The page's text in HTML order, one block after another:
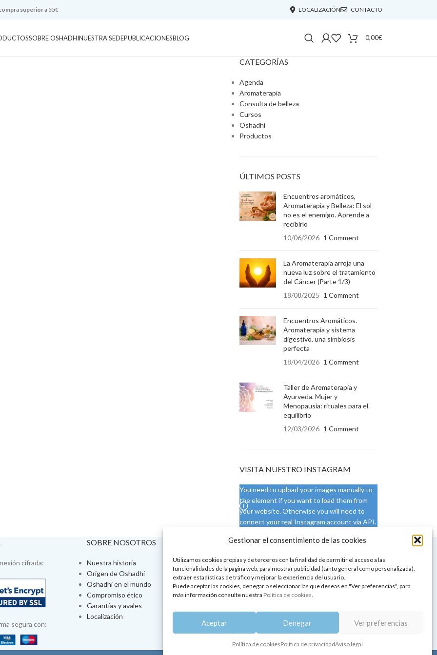
Gestionar el consentimiento de las cookies
Utilizamos cookies propias y de terceros con la finalidad de permitir el acceso a las
funcionalidades de la página web, para mostrar publicidad (tanto general como personalizada),
extraer estadísticas de tráfico y mejorar la experiencia del usuario.
Puede aceptar las cookies, denegar o seleccionar las que deseas en "Ver preferencias", para
más información consulte nuestra Política de cookies.
Aceptar Denegar Ver preferencias
Política de cookiesPolítica de privacidadAviso legal
superior a 55€ LOCALIZACIÓN CONTACTO
SOBRE OSHADHINUESTRA SEDEPUBLICACIONESBLOG 0,00€
CATEGORÍAS
Agenda
Aromaterapia
Consulta de belleza
Cursos
Oshadhi
Productos
ÚLTIMOS POSTS
Encuentros aromáticos,
Aromaterapia y Belleza: El sol
no es el enemigo. Aprende a
recibirlo
10/06/2026 1 Comment
La Aromaterapia arroja una
nueva luz sobre el tratamiento
del Cáncer (Parte 1/3)
18/08/2025 1 Comment
Encuentros Aromáticos.
Aromaterapia y sistema
digestivo, una simbiosis
perfecta
18/04/2026 1 Comment
Taller de Aromaterapia y
Ayurveda. Mujer y
Menopausia: rituales para el
equilibrio
12/03/2026 1 Comment
VISITA NUESTRO INSTAGRAM
You need to upload your images manually to
the element if you want to load them from
your website. Otherwise you will need to
connect your real Instagram account via API.
cifrada:
segura con:
SOBRE NOSOTROS
Nuestra historia
Origen de Oshadhi
Oshadhi en el mundo
Compromiso ético
Garantías y avales
Localización
VISÍTA NUESTRA SEDE
Tienda física
Talleres de aromaterapia
Tratamientos de belleza
Ayurveda
Aromaterapia y bienestar
CONDICIONES DE USO
Condiciones generales
Cambios y devoluciones
Formas de pago
Formas de envío